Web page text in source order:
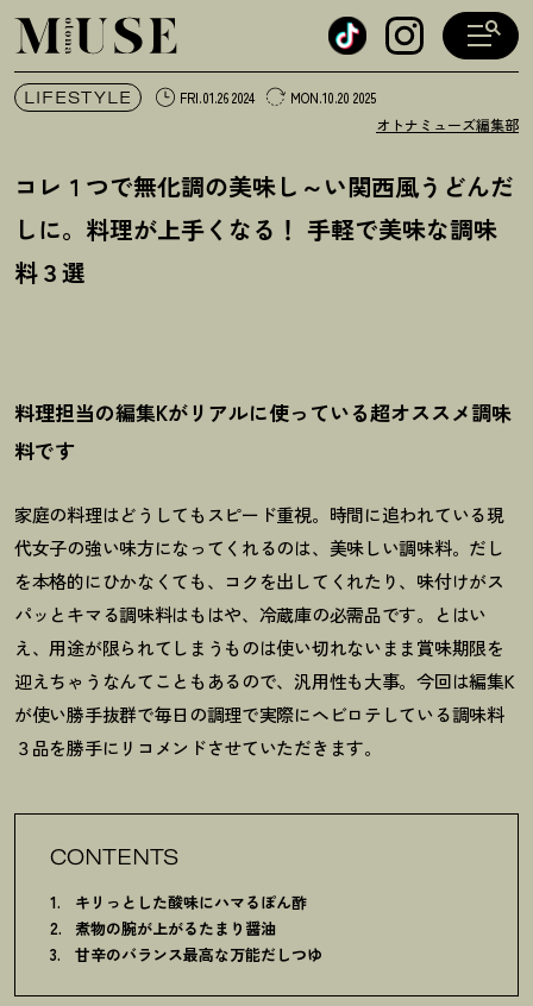
オトナミューズ ウェブ
LIFESTYLE FRI.01.26 2024 MON.10.20 2025
オトナミューズ編集部
コレ１つで無化調の美味し～い関西風うどんだ
しに。料理が上手くなる ！ 手軽で美味な調味
料３選
料理担当の編集Kがリアルに使っている超オススメ調味
料です
家庭の料理はどうしてもスピード重視。時間に追われている現
代女子の強い味方になってくれるのは、美味しい調味料。だし
を本格的にひかなくても、コクを出してくれたり、味付けがス
パッとキマる調味料はもはや、冷蔵庫の必需品です。とはい
え、用途が限られてしまうものは使い切れないまま賞味期限を
迎えちゃうなんてこともあるので、汎用性も大事。今回は編集K
が使い勝手抜群で毎日の調理で実際にヘビロテしている調味料
３品を勝手にリコメンドさせていただきます。
CONTENTS
キリっとした酸味にハマるぽん酢
煮物の腕が上がるたまり醤油
甘辛のバランス最高な万能だしつゆ